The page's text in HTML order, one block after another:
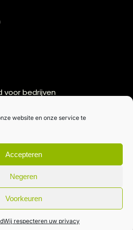
website en onze service te
Accepteren
Negeren
Voorkeuren
Wij respecteren uw privacy
voor bedrijven
aanvragen
naar je inbox.
|Privacybeleid| gemaakt met door
creativitijd